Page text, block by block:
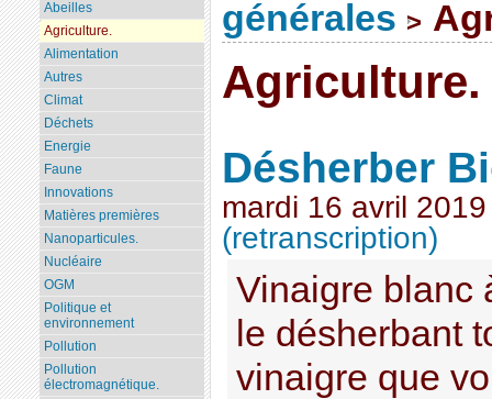
générales >
Agriculture.
Désherber
mardi 16 avril 2019
(retranscription)
Vinaigre blanc
le désherbant
vinaigre que
Abeilles
Agriculture.
Alimentation
Autres
Climat
Déchets
Energie
Faune
Innovations
Matières premières
Nanoparticules.
Nucléaire
OGM
Politique et
environnement
Pollution
Pollution
électromagnétique.